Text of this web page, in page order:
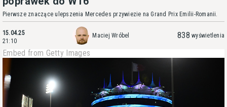
Pierwsze znaczące ulepszenia Mercedes przywiezie na Grand Prix Emilii-Romanii.
15.04.25
21:10
Maciej Wróbel 838 wyświetlenia
Embed from Getty Images